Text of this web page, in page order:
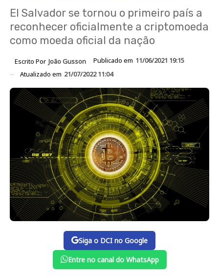
El Salvador se tornou o primeiro país a
reconhecer oficialmente a criptomoeda
como moeda oficial da nação
Escrito Por João Gusson Publicado em 11/06/2021 19:15
Atualizado em 21/07/2022 11:04
Siga o DCI no Google
Entre no canal do WhatsApp